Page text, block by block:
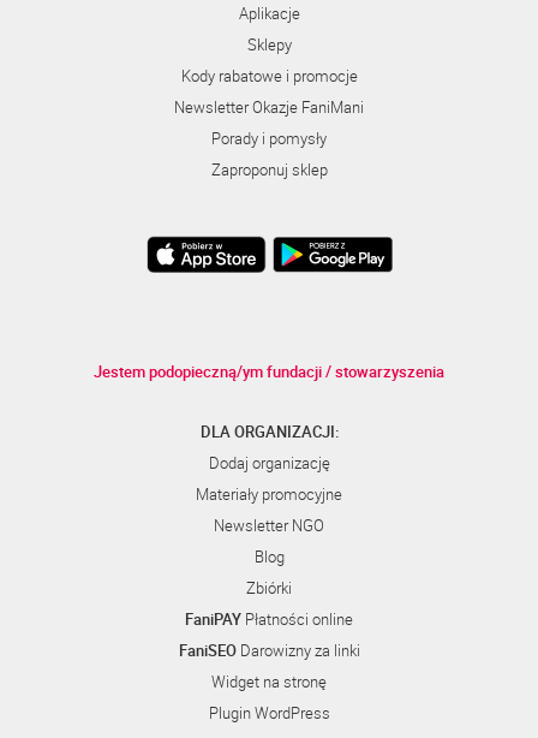
Aplikacje
Sklepy
Kody rabatowe i promocje
Newsletter Okazje FaniMani
Porady i pomysły
Zaproponuj sklep
Jestem podopieczną/ym fundacji / stowarzyszenia
DLA ORGANIZACJI:
Dodaj organizację
Materiały promocyjne
Newsletter NGO
Blog
Zbiórki
FaniPAY Płatności online
FaniSEODarowizny za linki
Widget na stronę
Plugin WordPress